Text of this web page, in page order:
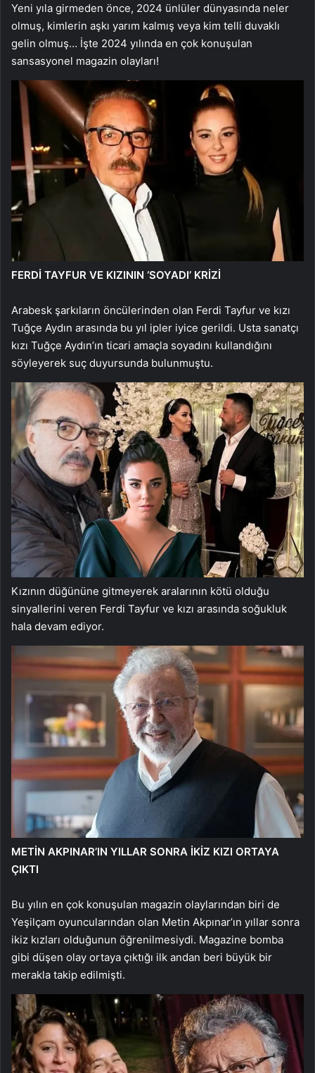
Yeni yıla girmeden önce, 2024 ünlüler dünyasında neler
olmuş, kimlerin aşkı yarım kalmış veya kim telli duvaklı
gelin olmuş… İşte 2024 yılında en çok konuşulan
sansasyonel magazin olayları!
FERDİ TAYFUR VE KIZININ ‘SOYADI’ KRİZİ
Arabesk şarkıların öncülerinden olan Ferdi Tayfur ve kızı
Tuğçe Aydın arasında bu yıl ipler iyice gerildi. Usta sanatçı
kızı Tuğçe Aydın’ın ticari amaçla soyadını kullandığını
söyleyerek suç duyursunda bulunmuştu.
Kızının düğününe gitmeyerek aralarının kötü olduğu
sinyallerini veren Ferdi Tayfur ve kızı arasında soğukluk
hala devam ediyor.
METİN AKPINAR’IN YILLAR SONRA İKİZ KIZI ORTAYA
ÇIKTI
Bu yılın en çok konuşulan magazin olaylarından biri de
Yeşilçam oyuncularından olan Metin Akpınar’ın yıllar sonra
ikiz kızları olduğunun öğrenilmesiydi. Magazine bomba
gibi düşen olay ortaya çıktığı ilk andan beri büyük bir
merakla takip edilmişti.